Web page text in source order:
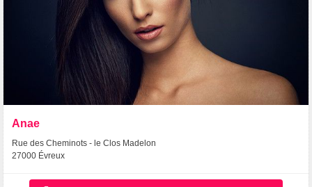
Anae
Rue des Cheminots - le Clos Madelon
27000 Évreux